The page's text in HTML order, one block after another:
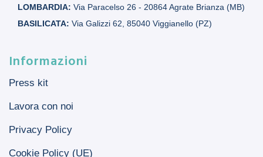
LOMBARDIA: Via Paracelso 26 - 20864 Agrate Brianza (MB)
BASILICATA: Via Galizzi 62, 85040 Viggianello (PZ)
Informazioni
Press kit
Lavora con noi
Privacy Policy
Cookie Policy (UE)